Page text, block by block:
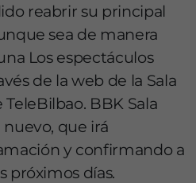
reabrir su principal
sea de manera
Los espectáculos
de la web de la Sala
BBK Sala
que irá
y confirmando a
próximos días.